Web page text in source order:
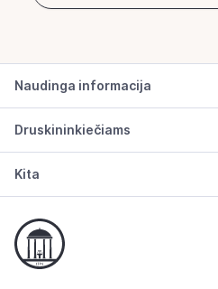
Naudinga informacija
Druskininkiečiams
Kita